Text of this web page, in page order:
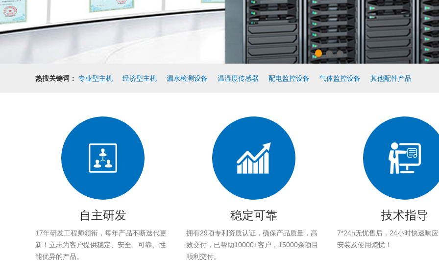
热搜关键词： 专业型主机 经济型主机 漏水检测设备 温湿度传感器 配电监控设备 气体监控设备 其他配件产品
自主研发
17年研发工程师领衔，每年产品不断迭代更
新！立志为客户提供稳定、安全、可靠、性
能优异的产品。
稳定可靠
拥有29项专利资质认证，确保产品质量，高
效交付，已帮助10000+客户，15000余项目
顺利交付。
技术指导
7*24h无忧售后，24小时快速响
安装及使用烦忧！